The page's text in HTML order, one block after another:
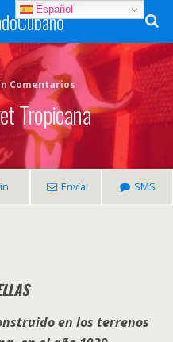
Comentarios
Tropicana
Envía SMS
en los terrenos
Español